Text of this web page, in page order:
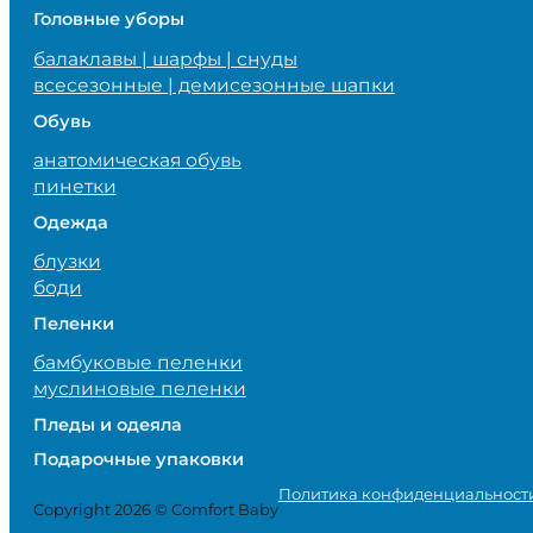
Головные уборы
балаклавы | шарфы | снуды
всесезонные | демисезонные шапки
Обувь
анатомическая обувь
пинетки
Одежда
блузки
боди
Пеленки
бамбуковые пеленки
муслиновые пеленки
Пледы и одеяла
Подарочные упаковки
Copyright 2026 © Comfort Baby
Политика